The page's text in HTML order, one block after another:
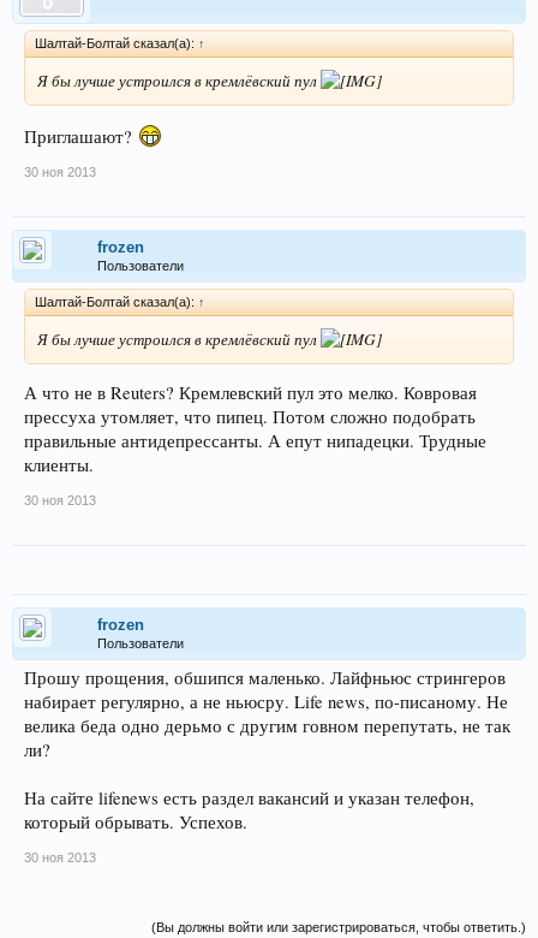
Шалтай-Болтай сказал(а): ↑
Я бы лучше устроился в кремлёвский пул
Приглашают?
30 ноя 2013
frozen
Пользователи
Шалтай-Болтай сказал(а): ↑
Я бы лучше устроился в кремлёвский пул
А что не в Reuters? Кремлевский пул это мелко. Ковровая
прессуха утомляет, что пипец. Потом сложно подобрать
правильные антидепрессанты. А епут нипадецки. Трудные
клиенты.
30 ноя 2013
frozen
Пользователи
Прошу прощения, обшипся маленько. Лайфньюс стрингеров
набирает регулярно, а не ньюсру. Life news, по-писаному. Не
велика беда одно дерьмо с другим говном перепутать, не так
ли?
На сайте lifenews есть раздел вакансий и указан телефон,
который обрывать. Успехов.
30 ноя 2013
(Вы должны войти или зарегистрироваться, чтобы ответить.)